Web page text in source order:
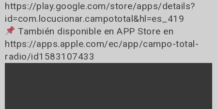
https://play.google.com/store/apps/details?
id=com.locucionar.campototal&hl=es_419
También disponible en APP Store en
https://apps.apple.com/ec/app/campo-total-
radio/id1583107433